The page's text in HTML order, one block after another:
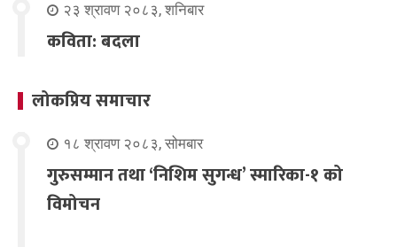
२३ श्रावण २०८३, शनिबार
कविता: बदला
लोकप्रिय समाचार
१८ श्रावण २०८३, सोमबार
गुरुसम्मान तथा ‘निशिम सुगन्ध’ स्मारिका-१ को
विमोचन